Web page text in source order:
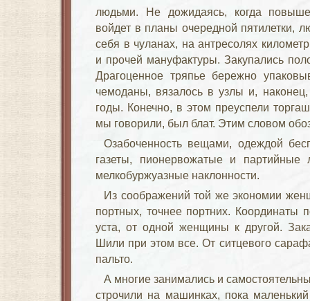
людьми. Не дожидаясь, когда
войдет в планы очередной пятилетки,
себя в чуланах, на антресолях
и прочей мануфактуры. Закупались
Драгоценное тряпье бережно
чемоданы, вязалось в узлы и,
годы. Конечно, в этом преуспели
мы говорили, был блат. Этим словом
Озабоченность вещами, одеждой
газеты, пионервожатые и
мелкобуржуазные наклонности.
Из соображений той же экономии
портных, точнее портних. Координаты
уста, от одной женщины к другой.
Шили при этом все. От ситцевого
пальто.
А многие занимались и
строчили на машинках, пока